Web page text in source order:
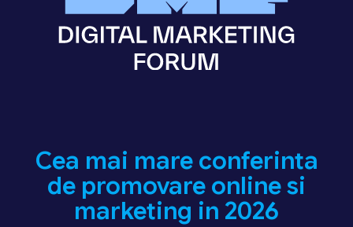
Cea mai mare conferinta
de promovare online si
marketing in 2026